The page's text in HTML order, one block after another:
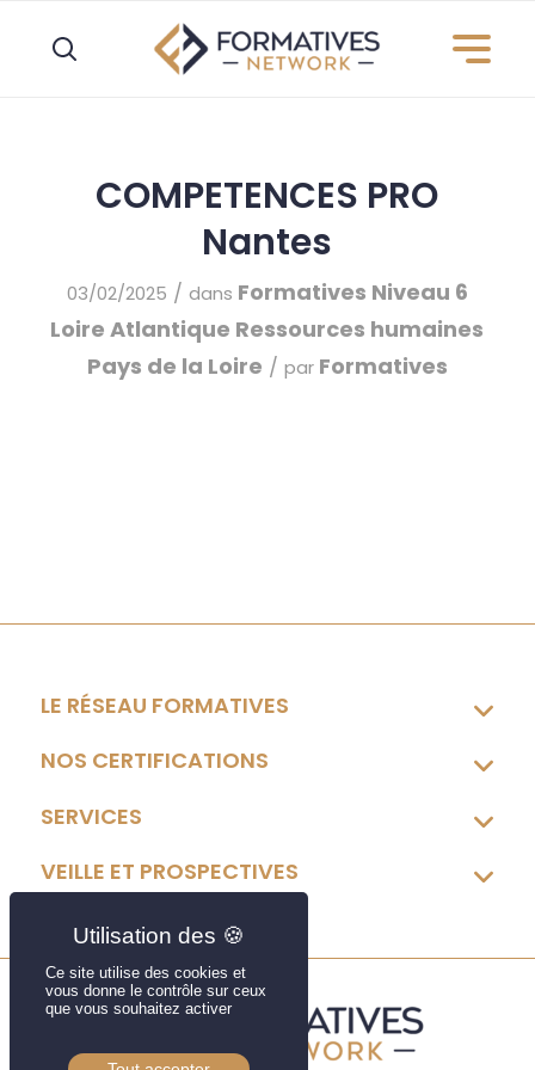
COMPETENCES PRO
Nantes
03/02/2025 / dans Formatives Niveau 6
Loire Atlantique Ressources humaines
Pays de la Loire / par Formatives
LE RÉSEAU FORMATIVES
NOS CERTIFICATIONS
SERVICES
VEILLE ET PROSPECTIVES
Ce site utilise des cookies et
vous donne le contrôle sur ceux
que vous souhaitez activer